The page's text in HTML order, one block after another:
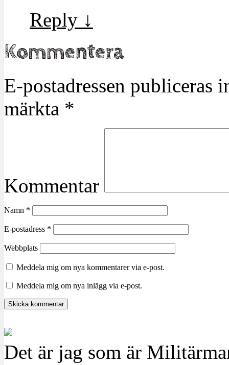
Reply ↓
Kommentera
E-postadressen publiceras
märkta *
Kommentar
Namn *
E-postadress *
Webbplats
Meddela mig om nya kommentarer via e-post.
Meddela mig om nya inlägg via e-post.
Det är jag som är